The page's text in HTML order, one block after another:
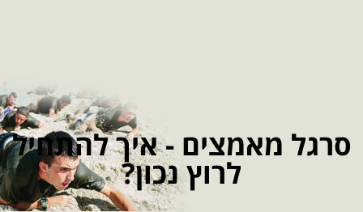
סרגל מאמצים - איך להתחיל
לרוץ נכון?